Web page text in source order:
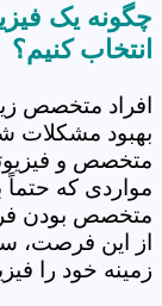
چگونه یک
انتخاب کنیم؟
افراد متخصص
بهبود مشکلات
متخصص و
مواردی که حتماً
متخصص بودن
از این فرصت،
زمینه خود را